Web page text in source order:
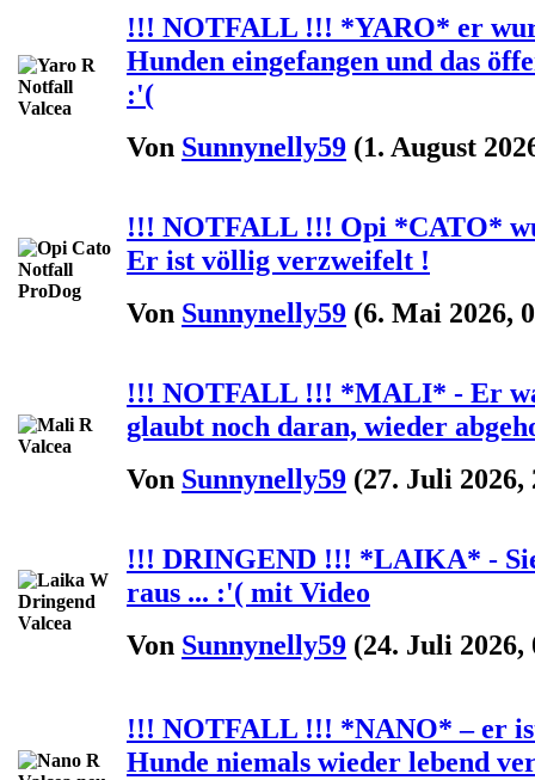
!!! NOTFALL !!! *YARO* er
Hunden eingefangen und das
:'(
Von Sunnynelly59 (1. August
!!! NOTFALL !!! Opi *CATO*
Er ist völlig verzweifelt !
Von Sunnynelly59 (6. Mai 2026,
!!! NOTFALL !!! *MALI* - Er
glaubt noch daran, wieder
Von Sunnynelly59 (27. Juli 2026,
!!! DRINGEND !!! *LAIKA* -
raus ... :'( mit Video
Von Sunnynelly59 (24. Juli 2026,
!!! NOTFALL !!! *NANO* – er
Hunde niemals wieder lebend